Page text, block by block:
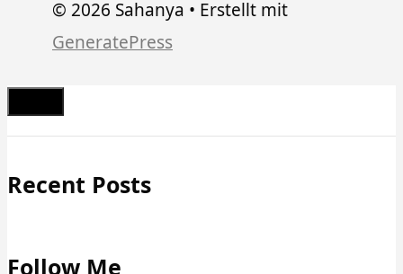
© 2026 Sahanya • Erstellt mit
GeneratePress
Schließen
Recent Posts
Follow Me